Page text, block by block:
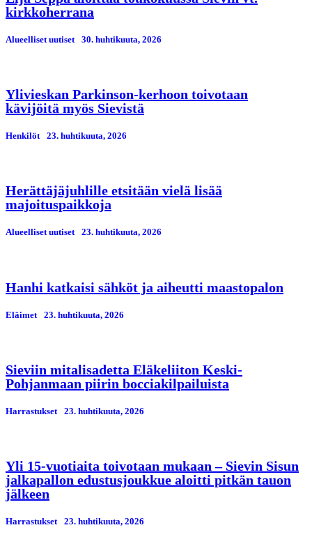
kirkkoherrana
Alueelliset uutiset 30. huhtikuuta, 2026
Ylivieskan Parkinson-kerhoon toivotaan
kävijöitä myös Sievistä
Henkilöt 23. huhtikuuta, 2026
Herättäjäjuhlille etsitään vielä lisää
majoituspaikkoja
Alueelliset uutiset 23. huhtikuuta, 2026
Hanhi katkaisi sähköt ja aiheutti maastopalon
Eläimet 23. huhtikuuta, 2026
Sieviin mitalisadetta Eläkeliiton Keski-
Pohjanmaan piirin bocciakilpailuista
Harrastukset 23. huhtikuuta, 2026
Yli 15-vuotiaita toivotaan mukaan – Sievin Sisun
jalkapallon edustusjoukkue aloitti pitkän tauon
jälkeen
Harrastukset 23. huhtikuuta, 2026